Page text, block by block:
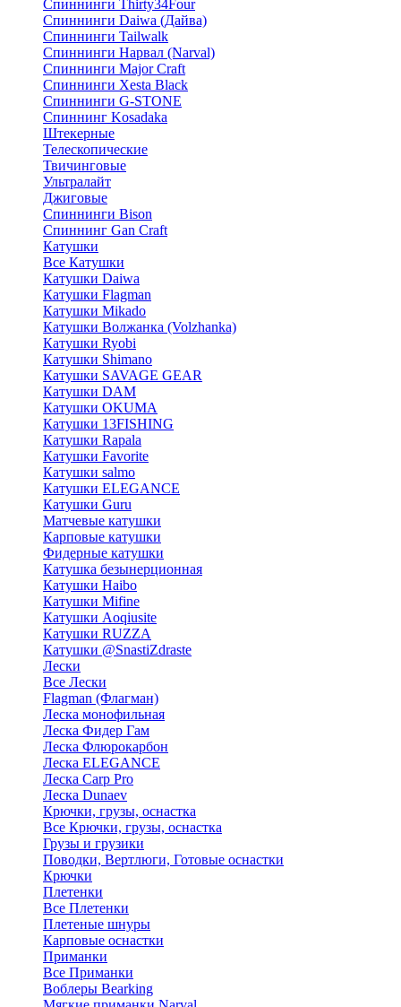
Спиннинги Thirty34Four
Спиннинги Daiwa (Дайва)
Спиннинги Tailwalk
Спиннинги Нарвал (Narval)
Спиннинги Major Craft
Спиннинги Xesta Black
Спиннинги G-STONE
Спиннинг Kosadaka
Штекерные
Телескопические
Твичинговые
Ультралайт
Джиговые
Спиннинги Bison
Спиннинг Gan Craft
Катушки
Все Катушки
Катушки Daiwa
Катушки Flagman
Катушки Mikado
Катушки Волжанка (Volzhanka)
Катушки Ryobi
Катушки Shimano
Катушки SAVAGE GEAR
Катушки DAM
Катушки OKUMA
Катушки 13FISHING
Катушки Rapala
Катушки Favorite
Катушки salmo
Катушки ELEGANCE
Катушки Guru
Матчевые катушки
Карповые катушки
Фидерные катушки
Катушка безынерционная
Катушки Haibo
Катушки Mifine
Катушки Aoqiusite
Катушки RUZZA
Катушки @SnastiZdraste
Лески
Все Лески
Flagman (Флагман)
Леска монофильная
Леска Фидер Гам
Леска Флюрокарбон
Леска ELEGANCE
Леска Carp Pro
Леска Dunaev
Крючки, грузы, оснастка
Все Крючки, грузы, оснастка
Грузы и грузики
Поводки, Вертлюги, Готовые оснастки
Крючки
Плетенки
Все Плетенки
Плетеные шнуры
Карповые оснастки
Приманки
Все Приманки
Воблеры Bearking